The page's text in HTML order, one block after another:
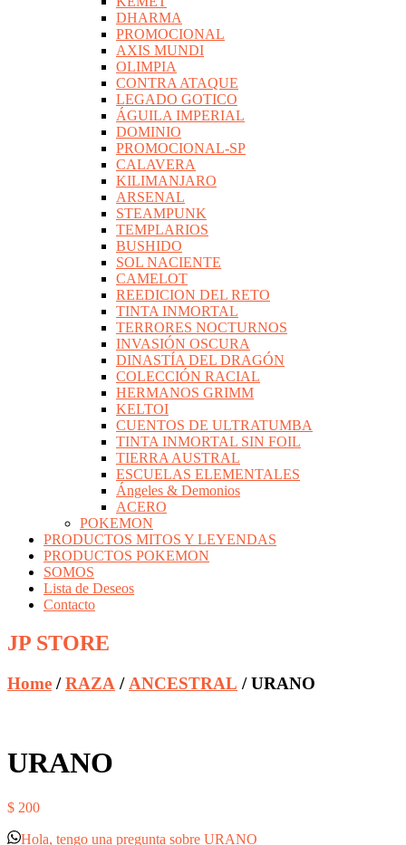
DHARMA
PROMOCIONAL
AXIS MUNDI
OLIMPIA
CONTRA ATAQUE
LEGADO GOTICO
ÁGUILA IMPERIAL
DOMINIO
PROMOCIONAL-SP
CALAVERA
KILIMANJARO
ARSENAL
STEAMPUNK
TEMPLARIOS
BUSHIDO
SOL NACIENTE
CAMELOT
REEDICION DEL RETO
TINTA INMORTAL
TERRORES NOCTURNOS
INVASIÓN OSCURA
DINASTÍA DEL DRAGÓN
COLECCIÓN RACIAL
HERMANOS GRIMM
KELTOI
CUENTOS DE ULTRATUMBA
TINTA INMORTAL SIN FOIL
TIERRA AUSTRAL
ESCUELAS ELEMENTALES
Ángeles & Demonios
ACERO
POKEMON
PRODUCTOS MITOS Y LEYENDAS
PRODUCTOS POKEMON
SOMOS
Lista de Deseos
Contacto
JP STORE
Home /RAZA / ANCESTRAL / URANO
URANO
$ 200
Hola, tengo una pregunta sobre URANO